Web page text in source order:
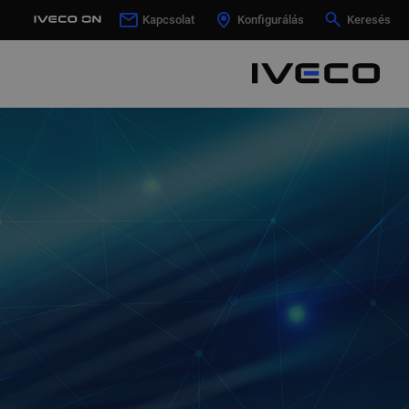
Kapcsolat Konfigurálás Keresés
Kapcsolat Konfigurálás Keresés